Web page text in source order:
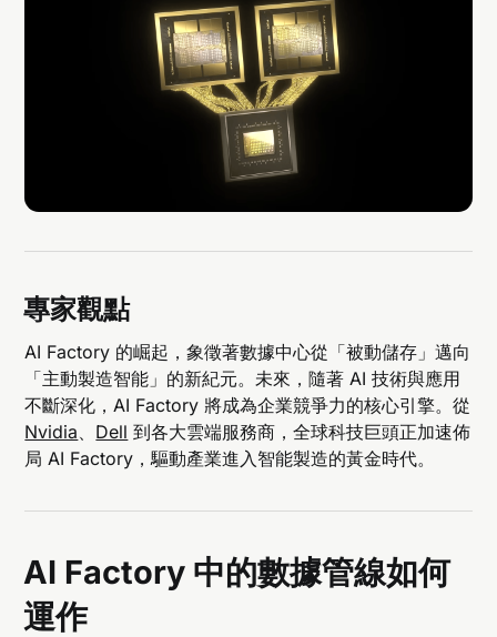
專家觀點
AI Factory 的崛起，象徵著數據中心從「被動儲存」邁向
「主動製造智能」的新紀元。未來，隨著 AI 技術與應用
不斷深化，AI Factory 將成為企業競爭力的核心引擎。從
Nvidia
Dell 到各大雲端服務商，全球科技巨頭正加速佈
局 AI Factory，驅動產業進入智能製造的黃金時代。
AI Factory 中的數據管線如何
運作